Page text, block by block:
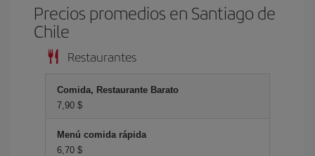
Precios promedios en Santiago de
Chile
Restaurantes
Comida, Restaurante Barato
7,90 $
Menú comida rápida
6,70 $